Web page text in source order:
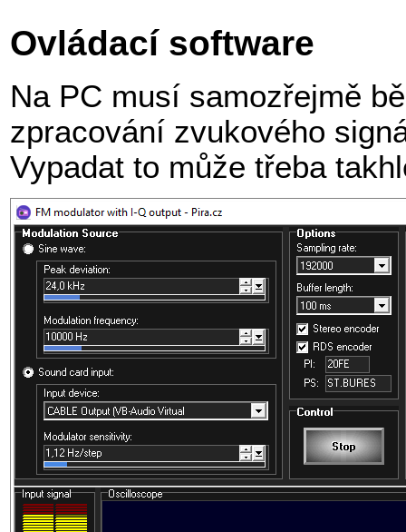
Ovládací software
Na PC musí samozřejmě
zpracování zvukového
Vypadat to může třeba